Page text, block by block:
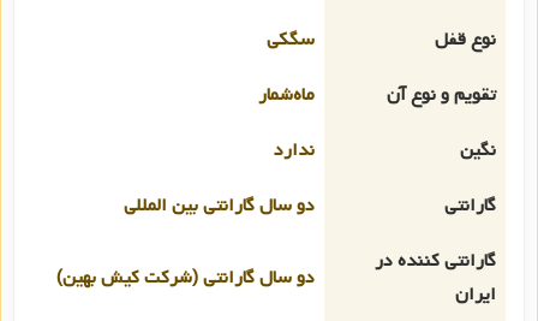
نوع قفل
سگکی
تقویم و نوع آن
ماه‌شمار
نگین
ندارد
گارانتی
دو سال گارانتی بین المللی
گارانتی کننده در
ایران
دو سال گارانتی (شرکت کیش بهین)